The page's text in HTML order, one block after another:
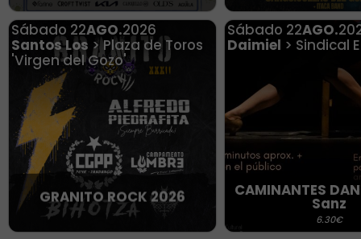
Sábado 22AGO.2026
Santos Los > Plaza de Toros
'Virgen del Gozo'
GRANITO ROCK 2026
Sábado 22AGO.
Daimiel > Sindical
CAMINANTES
Sanz
6.30€